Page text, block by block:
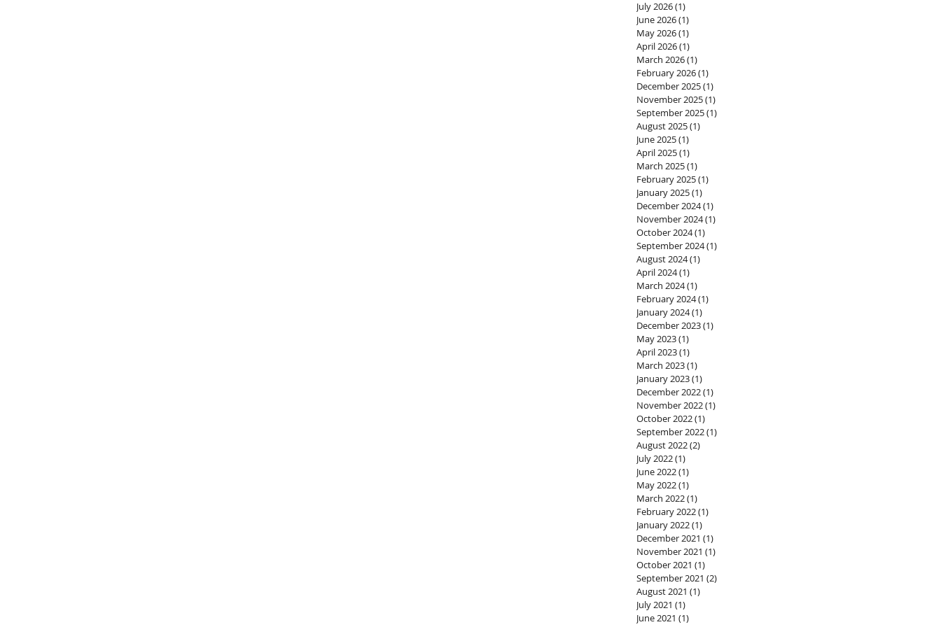
July 2026(1)
June 2026(1)
May 2026(1)
April 2026(1)
March 2026(1)
February 2026(1)
December 2025(1)
November 2025(1)
September 2025(1)
August 2025(1)
June 2025(1)
April 2025(1)
March 2025(1)
February 2025(1)
January 2025(1)
December 2024(1)
November 2024(1)
October 2024(1)
September 2024(1)
August 2024(1)
April 2024(1)
March 2024(1)
February 2024(1)
January 2024(1)
December 2023(1)
May 2023(1)
April 2023(1)
March 2023(1)
January 2023(1)
December 2022(1)
November 2022(1)
October 2022(1)
September 2022(1)
August 2022(2)
July 2022(1)
June 2022(1)
May 2022(1)
March 2022(1)
February 2022(1)
January 2022(1)
December 2021 (1)
November 2021 (1)
October 2021 (1)
September 2021 (2)
August 2021 (1)
July 2021 (1)
June 2021 (1)